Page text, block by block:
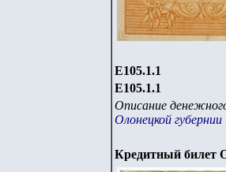
Е105.1.1
Е105.1.1
Описание
Олонецкой губернии
Кредитный билет